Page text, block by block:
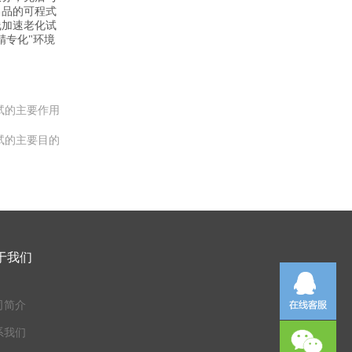
的可程式
速老化试
专化"环境
的主要作用
的主要目的
我们
简介
我们